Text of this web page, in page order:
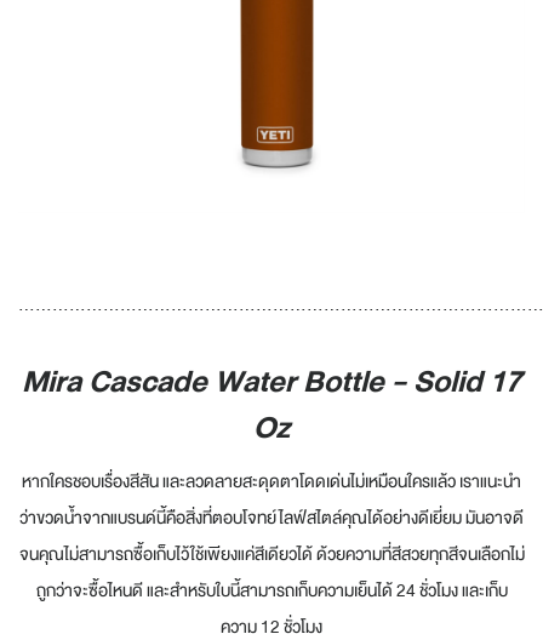
Mira Cascade Water Bottle - Solid 17
Oz
หากใครชอบเรื่องสีสัน และลวดลายสะดุดตาโดดเด่นไม่เหมือนใครแล้ว เราแนะนำ
ว่าขวดน้ำจากแบรนด์นี้คือสิ่งที่ตอบโจทย์ไลฟ์สไตล์คุณได้อย่างดีเยี่ยม มันอาจดี
จนคุณไม่สามารถซื้อเก็บไว้ใช้เพียงแค่สีเดียวได้ ด้วยความที่สีสวยทุกสีจนเลือกไม่
ถูกว่าจะซื้อไหนดี และสำหรับใบนี้สามารถเก็บความเย็นได้ 24 ชั่วโมง และเก็บ
ความ 12 ชั่วโมง